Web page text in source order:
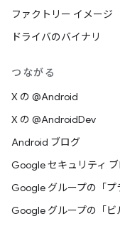
ファクトリー イメージ
ドライバのバイナリ
つながる
X の @Android
X の @AndroidDev
Android ブログ
Google セキュリティ
Google グループの「プ
Google グループの「ビ